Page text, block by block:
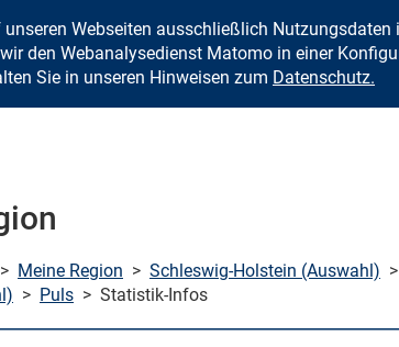
Zum Inhalt springen
Webseiten ausschließlich
den Webanalysedienst Matomo in einer
Sie in unseren Hinweisen zum Datenschutz.
> Meine Region > Schleswig-Holstein (Auswahl) >
> Puls > Statistik-Infos